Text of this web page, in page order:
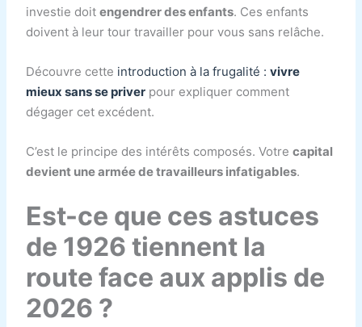
investie doitengendrer des enfants. Ces enfants
doivent à leur tour travailler pour vous sans relâche.
Découvre cette introduction à la frugalité :vivre
mieux sans se priver pour expliquer comment
dégager cet excédent.
C’est le principe des intérêts composés. Votrecapital
devient une armée de travailleurs infatigables.
Est-ce que ces astuces
de 1926 tiennent la
route face aux applis de
2026 ?